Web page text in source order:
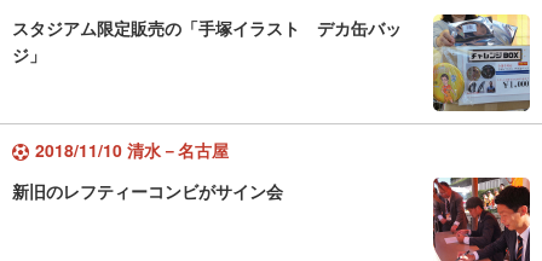
スタジアム限定販売の「手塚イラスト デカ缶バッ
ジ」
2018/11/10 清水－名古屋
新旧のレフティーコンビがサイン会